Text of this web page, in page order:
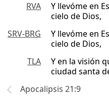
RVA
Y llevóme en
cielo de Dios,
SRV-BRG
Y llevóme en
cielo de Dios,
TLA
Y en la visión
ciudad santa
Apocalipsis 21:9